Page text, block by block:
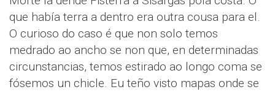
que había terra a dentro era outra cousa para el.
O curioso do caso é que non solo temos
medrado ao ancho se non que, en determinadas
circunstancias, temos estirado ao longo coma se
fósemos un chicle. Eu teño visto mapas onde se